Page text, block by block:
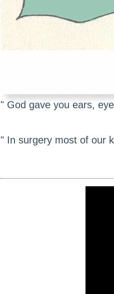
" God gave you ears,
" In surgery most of our